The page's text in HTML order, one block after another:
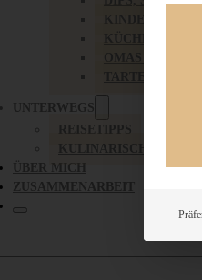
UNTERWEGS
REISETIPPS
KULINARISCH
ÜBER MICH
ZUSAMMENARBEIT